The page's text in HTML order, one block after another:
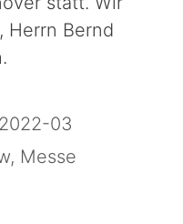
Herrn Bernd
03
, Messe